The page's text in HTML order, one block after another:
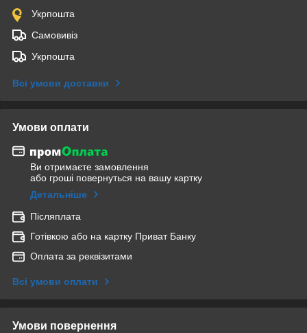
Укрпошта
Самовивіз
Укрпошта
Всі умови доставки
Умови оплати
Ви отримаєте замовлення
або гроші повернуться на вашу картку
Детальніше
Післяплата
Готівкою або на картку Приват Банку
Оплата за реквізитами
Всі умови оплати
Умови повернення